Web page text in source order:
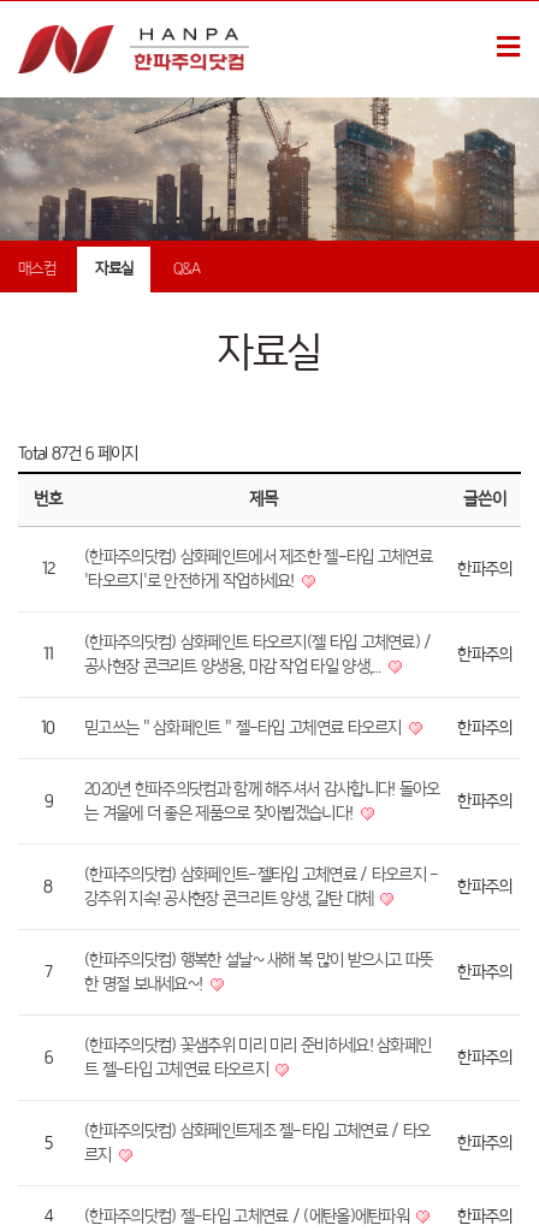
매스컴 자료실 Q&A
자료실
Total 87건 6 페이지
번호 제목 글쓴이
12
(한파주의닷컴) 삼화페인트에서 제조한 젤-타입 고체연료
'타오르지'로 안전하게 작업하세요!
한파주의
11
(한파주의닷컴) 삼화페인트 타오르지(젤 타입 고체연료) /
공사현장 콘크리트 양생용, 마감 작업 타일 양생,…
한파주의
10 믿고쓰는 " 삼화페인트 " 젤-타입 고체연료 타오르지 한파주의
9
2020년 한파주의닷컴과 함께 해주셔서 감사합니다! 돌아오
는 겨울에 더 좋은 제품으로 찾아뵙겠습니다!
한파주의
8
(한파주의닷컴) 삼화페인트-젤타입 고체연료 / 타오르지 -
강추위 지속! 공사현장 콘크리트 양생, 갈탄 대체
한파주의
7
(한파주의닷컴) 행복한 설날~ 새해 복 많이 받으시고 따뜻
한 명절 보내세요~!
한파주의
6
(한파주의닷컴) 꽃샘추위 미리 미리 준비하세요! 삼화페인
트 젤-타입 고체연료 타오르지
한파주의
5
(한파주의닷컴) 삼화페인트제조 젤-타입 고체연료 / 타오
르지
한파주의
4 (한파주의닷컴) 젤-타입 고체연료 / (에탄올)에탄파워 한파주의